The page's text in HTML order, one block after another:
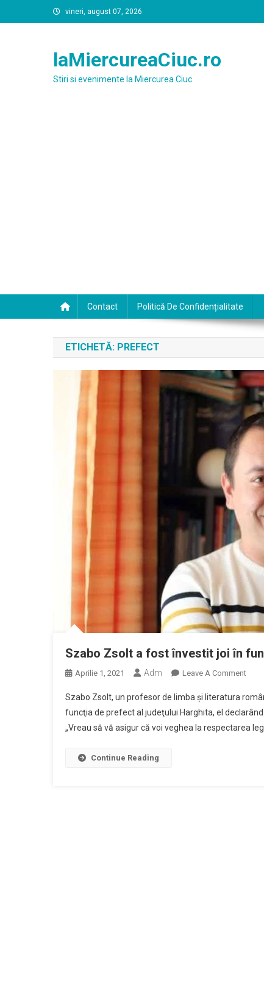
to
vineri, august 07, 2026
laMiercureaCiuc.ro
Stiri si evenimente la Miercurea Ciuc
Contact Politică De Confidențialitate
ETICHETĂ: PREFECT
Szabo Zsolt a fost învestit joi în
Aprilie 1, 2021 Adm Leave A CommentOn
Zsolt
A
Fost
Szabo Zsolt, un profesor de limba şi literatura
funcţia de prefect al judeţului Harghita, el
„Vreau să vă asigur că voi veghea la respectarea
Continue Reading